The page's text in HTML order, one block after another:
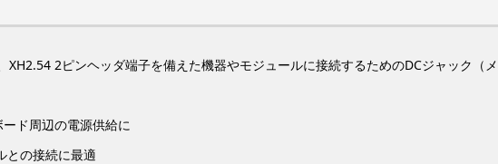
2ピンヘッダ端子を備えた機器やモジュールに接続するためのDCジャック（
ド周辺の電源供給に
との接続に最適